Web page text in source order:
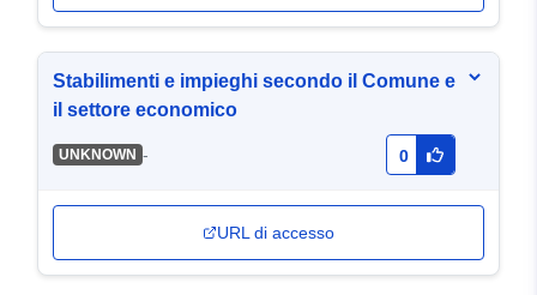
Stabilimenti e impieghi secondo il Comune e
il settore economico
UNKNOWN - 0
URL di accesso